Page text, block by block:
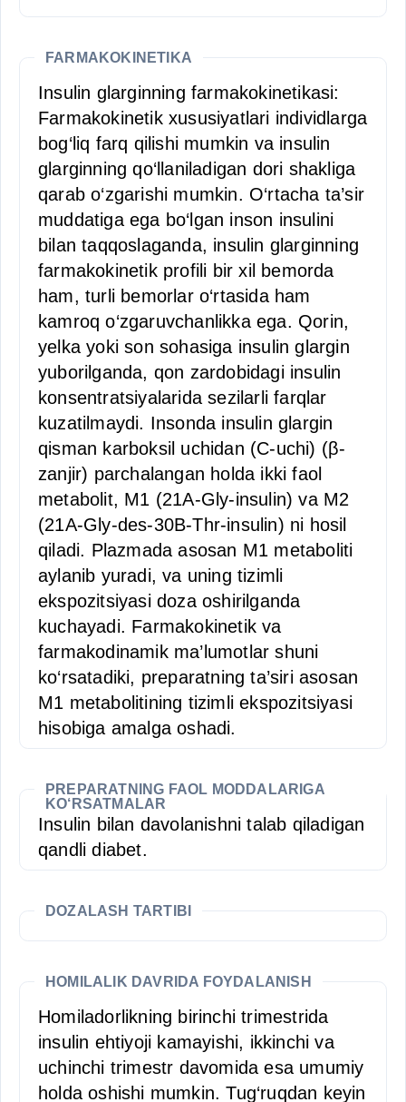
FARMAKOKINETIKA
Insulin glarginning farmakokinetikasi:
Farmakokinetik xususiyatlari individlarga
bog‘liq farq qilishi mumkin va insulin
glarginning qo‘llaniladigan dori shakliga
qarab o‘zgarishi mumkin. O‘rtacha ta’sir
muddatiga ega bo‘lgan inson insulini
bilan taqqoslaganda, insulin glarginning
farmakokinetik profili bir xil bemorda
ham, turli bemorlar o‘rtasida ham
kamroq o‘zgaruvchanlikka ega. Qorin,
yelka yoki son sohasiga insulin glargin
yuborilganda, qon zardobidagi insulin
konsentratsiyalarida sezilarli farqlar
kuzatilmaydi. Insonda insulin glargin
qisman karboksil uchidan (C-uchi) (β-
zanjir) parchalangan holda ikki faol
metabolit, M1 (21A-Gly-insulin) va M2
(21A-Gly-des-30B-Thr-insulin) ni hosil
qiladi. Plazmada asosan M1 metaboliti
aylanib yuradi, va uning tizimli
ekspozitsiyasi doza oshirilganda
kuchayadi. Farmakokinetik va
farmakodinamik ma’lumotlar shuni
ko‘rsatadiki, preparatning ta’siri asosan
M1 metabolitining tizimli ekspozitsiyasi
hisobiga amalga oshadi.
PREPARATNING FAOL MODDALARIGA
KO‘RSATMALAR
Insulin bilan davolanishni talab qiladigan
qandli diabet.
DOZALASH TARTIBI
HOMILALIK DAVRIDA FOYDALANISH
Homiladorlikning birinchi trimestrida
insulin ehtiyoji kamayishi, ikkinchi va
uchinchi trimestr davomida esa umumiy
holda oshishi mumkin. Tug‘ruqdan keyin